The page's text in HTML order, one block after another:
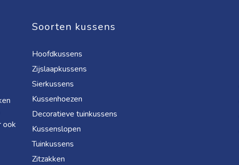
ook
Soorten kussens
Hoofdkussens
Zijslaapkussens
Sierkussens
Kussenhoezen
Decoratieve tuinkussens
Kussenslopen
Tuinkussens
Zitzakken